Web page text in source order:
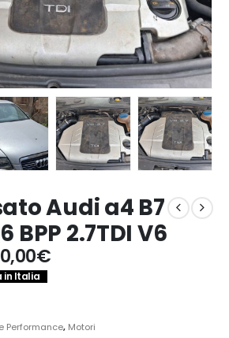
Audi a4 B7
BPP 2.7TDI V6
€Il
1.830,00€.
in Italia
Performance, Motori